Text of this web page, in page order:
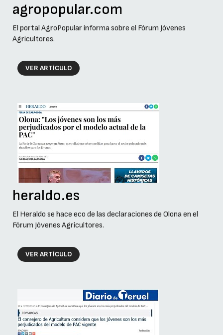
agropopular.com
El portal AgroPopular informa sobre el Fórum Jóvenes
Agricultores.
VER ARTÍCULO
heraldo.es
El Heraldo se hace eco de las declaraciones de Olona en el
Fórum Jóvenes Agricultores.
VER ARTÍCULO